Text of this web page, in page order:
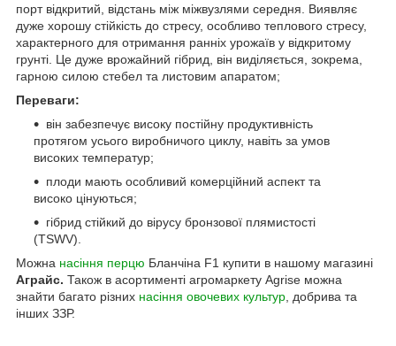
порт відкритий, відстань між міжвузлями середня. Виявляє
дуже хорошу стійкість до стресу, особливо теплового стресу,
характерного для отримання ранніх урожаїв у відкритому
грунті. Це дуже врожайний гібрид, він виділяється, зокрема,
гарною силою стебел та листовим апаратом;
Переваги:
він забезпечує високу постійну продуктивність
протягом усього виробничого циклу, навіть за умов
високих температур;
плоди мають особливий комерційний аспект та
високо цінуються;
гібрид стійкий до вірусу бронзової плямистості
(TSWV).
Можна насіння перцю Бланчіна F1 купити в нашому магазині
Аграйс. Також в асортименті агромаркету Agrise можна
знайти багато різних насіння овочевих культур , добрива та
інших ЗЗР.